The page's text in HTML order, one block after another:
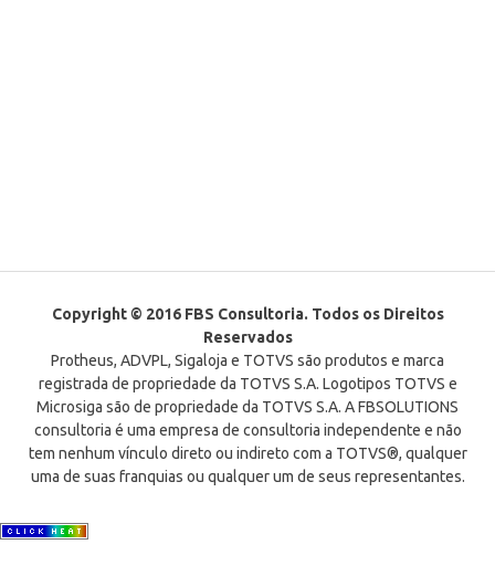
Copyright © 2016 FBS Consultoria. Todos os Direitos
Reservados
Protheus, ADVPL, Sigaloja e TOTVS são produtos e marca
registrada de propriedade da TOTVS S.A. Logotipos TOTVS e
Microsiga são de propriedade da TOTVS S.A. A FBSOLUTIONS
consultoria é uma empresa de consultoria independente e não
tem nenhum vínculo direto ou indireto com a TOTVS®, qualquer
uma de suas franquias ou qualquer um de seus representantes.